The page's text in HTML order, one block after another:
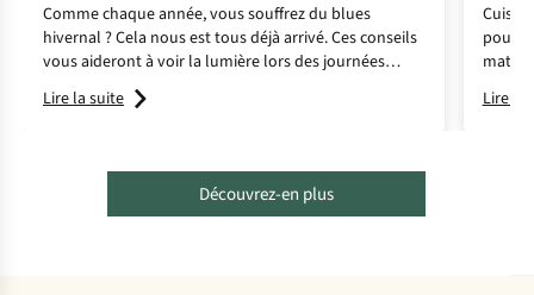
Comme chaque année, vous souffrez du blues
hivernal ? Cela nous est tous déjà arrivé. Ces conseils
vous aideront à voir la lumière lors des journées
Lire la suite Lire la
Découvrez-en plus